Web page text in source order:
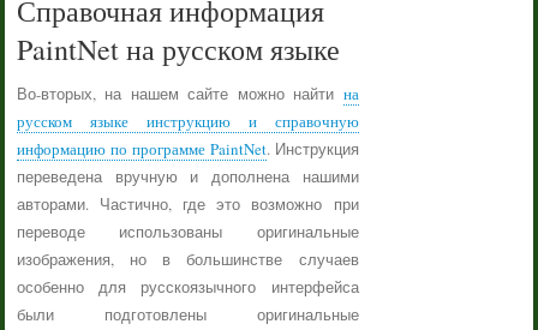
Справочная информация
PaintNet на русском языке
Во-вторых, на нашем сайте можно найти на
русском языке инструкцию и справочную
информацию по программе PaintNet. Инструкция
переведена вручную и дополнена нашими
авторами. Частично, где это возможно при
переводе использованы оригинальные
изображения, но в большинстве случаев
особенно для русскоязычного интерфейса
были подготовлены оригинальные